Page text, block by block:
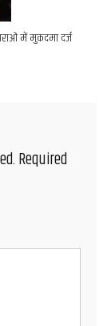
में मुकदमा दर्ज
Required